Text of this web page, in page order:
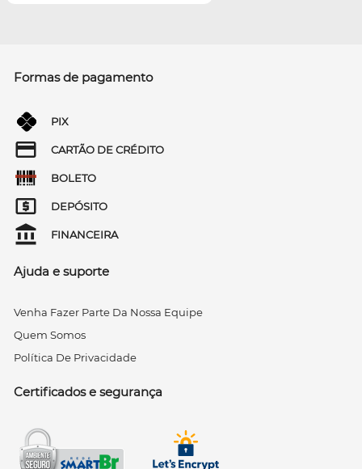
Formas de pagamento
PIX
CARTÃO DE CRÉDITO
BOLETO
DEPÓSITO
FINANCEIRA
Ajuda e suporte
Venha Fazer Parte Da Nossa Equipe
Quem Somos
Política De Privacidade
Certificados e segurança